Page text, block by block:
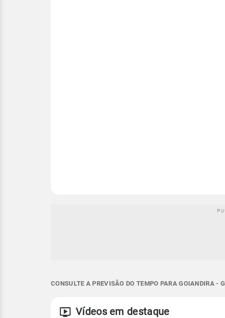
CONSULTE A PREVISÃO DO TEMPO PARA GOIANDIRA -
Vídeos em destaque